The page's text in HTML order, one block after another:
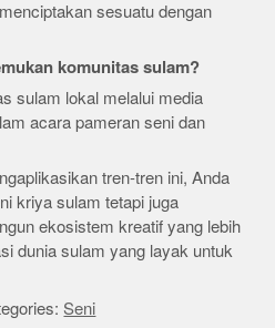
sesuatu dengan
komunitas sulam?
sulam lokal melalui media
acara pameran seni dan
tren-tren ini, Anda
kriya sulam tetapi juga
ekosistem kreatif yang lebih
dunia sulam yang layak untuk
Seni